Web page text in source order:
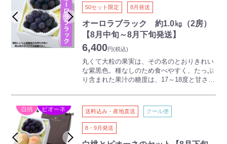
50セット限定 8月発送
オーロラブラック 約1.0㎏（2房）
【8月中旬～8月下旬発送】
6,400円(税込)
丸くて大粒の果実は、その名のとおりきれい
な紫黒色。種なしのため食べやすく、たっぷ
り含まれた果汁の糖度は、17～18度と甘さも
も人気の理由です。
送料込み・産地直送 クール便
8・9月発送